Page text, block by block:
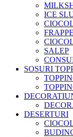
ICE
FRAPPE
SALEP
SOSURI
DESERTURI